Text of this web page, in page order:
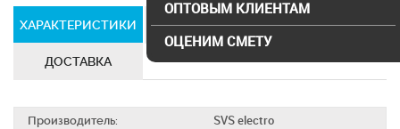
ХАРАКТЕРИСТИКИ СЕРТИФИКАТЫ
ДОСТАВКА
Производитель:
SVS electro
ОПТОВЫМ КЛИЕНТАМ
ОЦЕНИМ СМЕТУ